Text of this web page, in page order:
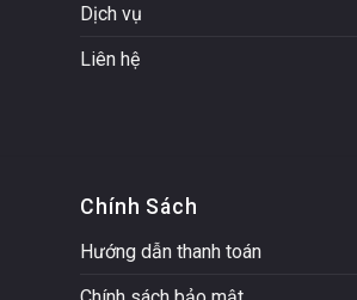
Dịch vụ
Liên hệ
Chính Sách
Hướng dẫn thanh toán